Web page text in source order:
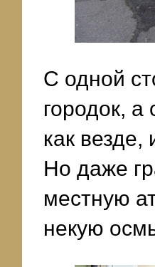
С одной
городок, а
как
Но даже
местную
некую